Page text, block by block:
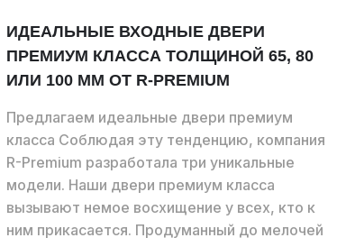
ИДЕАЛЬНЫЕ ВХОДНЫЕ ДВЕРИ
ПРЕМИУМ КЛАССА ТОЛЩИНОЙ 65, 80
ИЛИ 100 ММ ОТ R-PREMIUM
Предлагаем идеальные двери премиум
класса Соблюдая эту тенденцию, компания
R-Premium разработала три уникальные
модели. Наши двери премиум класса
вызывают немое восхищение у всех, кто к
ним прикасается. Продуманный до мелочей